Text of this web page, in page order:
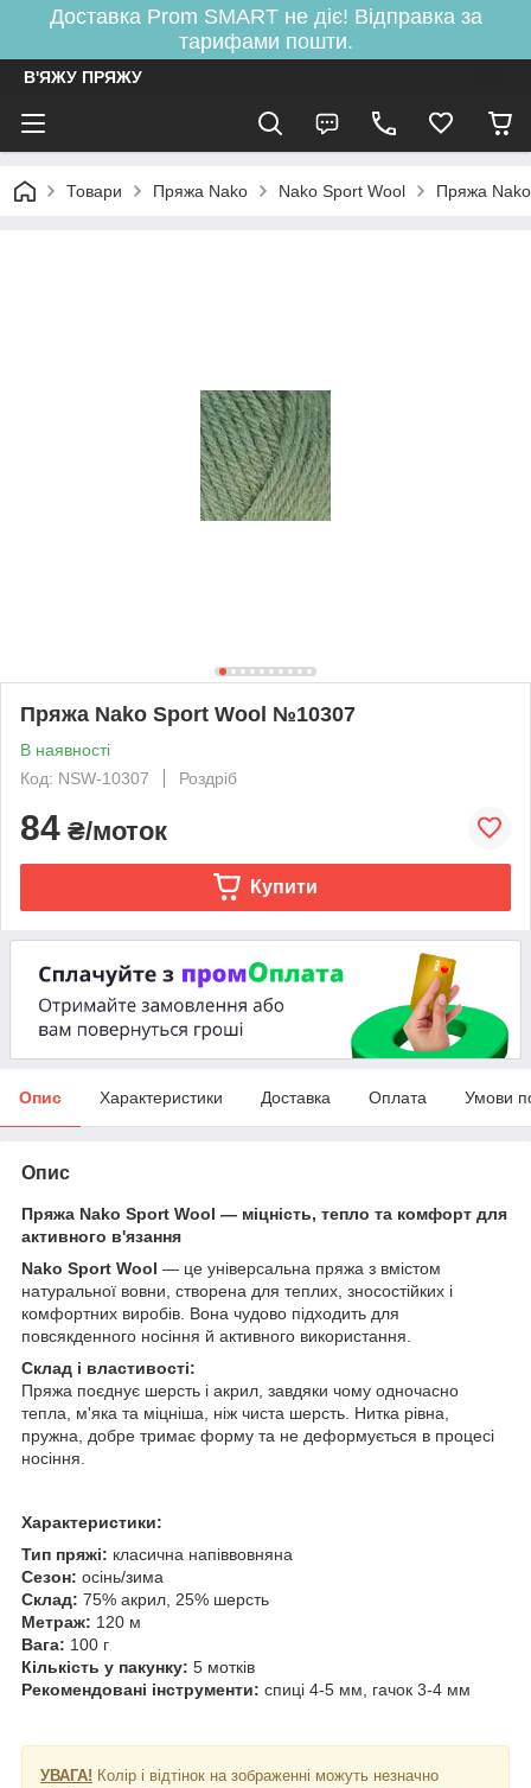
Доставка Prom SMART не діє! Відправка за
тарифами пошти.
В'ЯЖУ ПРЯЖУ
Товари Пряжа Nako Nako Sport Wool Пряжа
Пряжа Nako Sport Wool №10307
В наявності
Код: NSW-10307
Роздріб
84 ₴/моток
Купити
Опис Характеристики Доставка Оплата Умови
Опис
Пряжа Nako Sport Wool — міцність, тепло та комфорт для
активного в'язання
Nako Sport Wool — це універсальна пряжа з вмістом
натуральної вовни, створена для теплих, зносостійких і
комфортних виробів. Вона чудово підходить для
повсякденного носіння й активного використання.
Склад і властивості:
Пряжа поєднує шерсть і акрил, завдяки чому одночасно
тепла, м'яка та міцніша, ніж чиста шерсть. Нитка рівна,
пружна, добре тримає форму та не деформується в процесі
носіння.
Характеристики:
Тип пряжі: класична напіввовняна
Сезон: осінь/зима
Склад: 75% акрил, 25% шерсть
Метраж: 120 м
Вага: 100 г
Кількість у пакунку: 5 мотків
Рекомендовані інструменти: спиці 4-5 мм, гачок 3-4 мм
УВАГА! Колір і відтінок на зображенні можуть незначно